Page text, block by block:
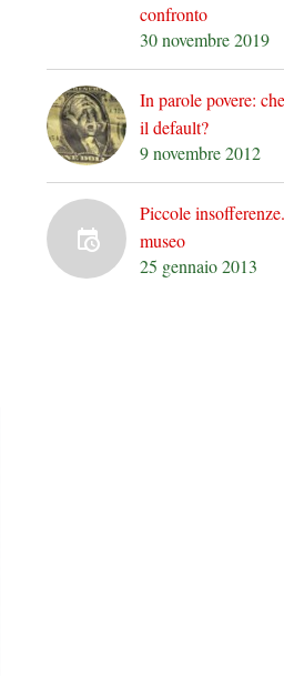
confronto
30 novembre 2019
In parole povere:
il default?
9 novembre 2012
Piccole
museo
25 gennaio 2013